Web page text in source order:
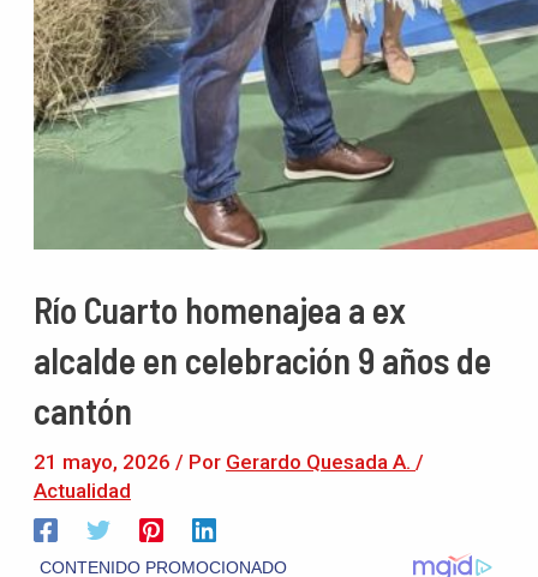
Río Cuarto homenajea a ex
alcalde en celebración 9 años de
cantón
21 mayo, 2026 / Por Gerardo Quesada A. /
Actualidad